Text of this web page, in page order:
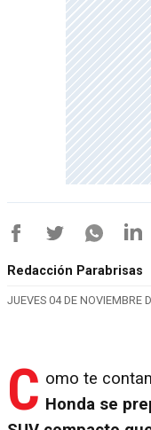
Redacción Parabrisas
JUEVES 04 DE NOVIEMBRE
C omo te
Honda se